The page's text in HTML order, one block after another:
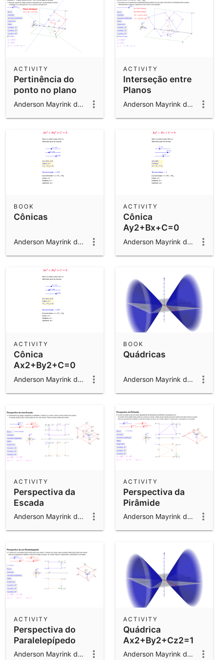
Pertinência do
ponto no plano
ACTIVITY
Anderson Mayrink da Cunha
Interseção entre
Planos
ACTIVITY
Anderson Mayrink da Cunha
Cônicas
BOOK
Anderson Mayrink da Cunha
Cônica
Ay2+Bx+C=0
ACTIVITY
Anderson Mayrink da Cunha
Cônica
Ax2+By2+C=0
ACTIVITY
Anderson Mayrink da Cunha
Quádricas
BOOK
Anderson Mayrink da Cunha
Perspectiva da
Escada
ACTIVITY
Anderson Mayrink da Cunha
Perspectiva da
Pirâmide
ACTIVITY
Anderson Mayrink da Cunha
Perspectiva do
Paralelepípedo
ACTIVITY
Anderson Mayrink da Cunha
Quádrica
Ax2+By2+Cz2=1
ACTIVITY
Anderson Mayrink da Cunha